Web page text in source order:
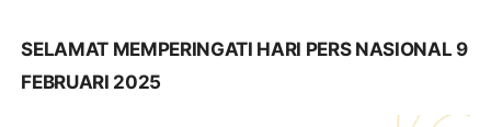
SELAMAT MEMPERINGATI HARI PERS NASIONAL 9
FEBRUARI 2025